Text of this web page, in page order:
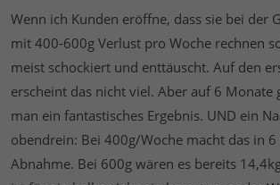
Wenn ich Kunden eröffne, dass sie bei der
mit 400-600g Verlust pro Woche rechnen
meist schockiert und enttäuscht. Auf den
erscheint das nicht viel. Aber auf 6 Monate
man ein fantastisches Ergebnis. UND ein
obendrein: Bei 400g/Woche macht das in
Abnahme. Bei 600g wären es bereits